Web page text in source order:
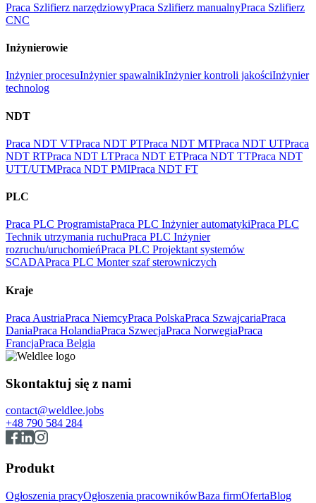
Praca Szlifierz narzędziowyPraca Szlifierz manualnyPraca Szlifierz
CNC
Inżynierowie
Inżynier procesuInżynier spawalnikInżynier kontroli jakościInżynier
technolog
NDT
Praca NDT VTPraca NDT PTPraca NDT MTPraca NDT UTPraca
NDT RTPraca NDT LTPraca NDT ETPraca NDT TTPraca NDT
UTT/UTMPraca NDT PMIPraca NDT FT
PLC
Praca PLC ProgramistaPraca PLC Inżynier automatykiPraca PLC
Technik utrzymania ruchuPraca PLC Inżynier
rozruchu/uruchomieńPraca PLC Projektant systemów
SCADAPraca PLC Monter szaf sterowniczych
Kraje
Praca AustriaPraca NiemcyPraca PolskaPraca SzwajcariaPraca
DaniaPraca HolandiaPraca SzwecjaPraca NorwegiaPraca
FrancjaPraca Belgia
Skontaktuj się z nami
contact@weldlee.jobs
+48 790 584 284
Produkt
Ogłoszenia pracyOgłoszenia pracownikówBaza firmOfertaBlog